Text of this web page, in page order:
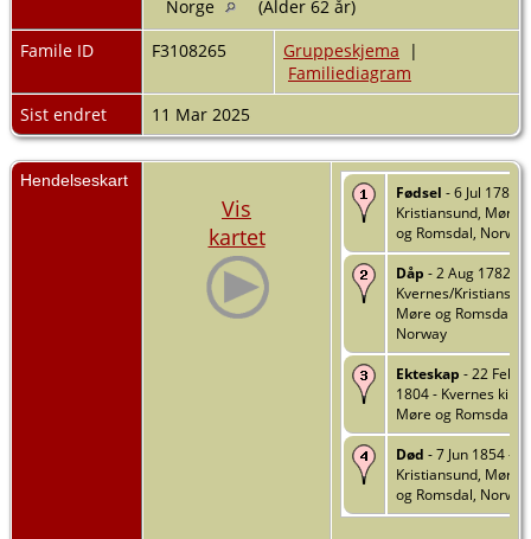
Norge
(Alder 62 år)
Famile ID
F3108265 Gruppeskjema |
Familiediagram
Sist endret
11 Mar 2025
Hendelseskart
Vis
kartet
Fødsel - 6 Jul 1782 -
Kristiansund, Møre
og Romsdal, Norway
Dåp - 2 Aug 1782 -
Kvernes/
Møre og Romsdal,
Norway
Ekteskap - 22 Feb
1804 - Kvernes
Møre og Romsdal
Død - 7 Jun 1854 -
Kristiansund, Møre
og Romsdal, Norway